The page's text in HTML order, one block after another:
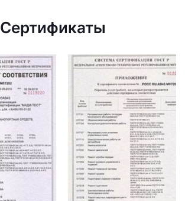
Сертификаты